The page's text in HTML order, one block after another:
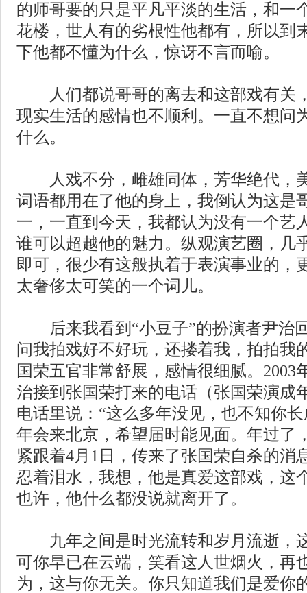
的师哥要的只是平凡平淡的生活，和一
花楼，世人有的劣根性他都有，所以到
下他都不懂为什么，惊讶不言而喻。
人们都说哥哥的离去和这部戏有关
现实生活的感情也不顺利。一直不想问
什么。
人戏不分，雌雄同体，芳华绝代，
词语都用在了他的身上，我倒认为这是
一，一直到今天，我都认为没有一个艺
谁可以超越他的魅力。纵观演艺圈，几
即可，很少有这般执着于表演事业的，
太奢侈太可笑的一个词儿。
后来我看到“小豆子”的扮演者尹治
问我拍戏好不好玩，还搂着我，拍拍我
国荣五官非常舒展，感情很细腻。2003
治接到张国荣打来的电话（张国荣演成
电话里说：“这么多年没见，也不知你
年会来北京，希望届时能见面。年过了
紧跟着4月1日，传来了张国荣自杀的消
忍着泪水，我想，他是真爱这部戏，这
也许，他什么都没说就离开了。
九年之间是时光流转和岁月流逝，
可你早已在云端，笑看这人世烟火，再
为，这与你无关。你只知道我们是爱你